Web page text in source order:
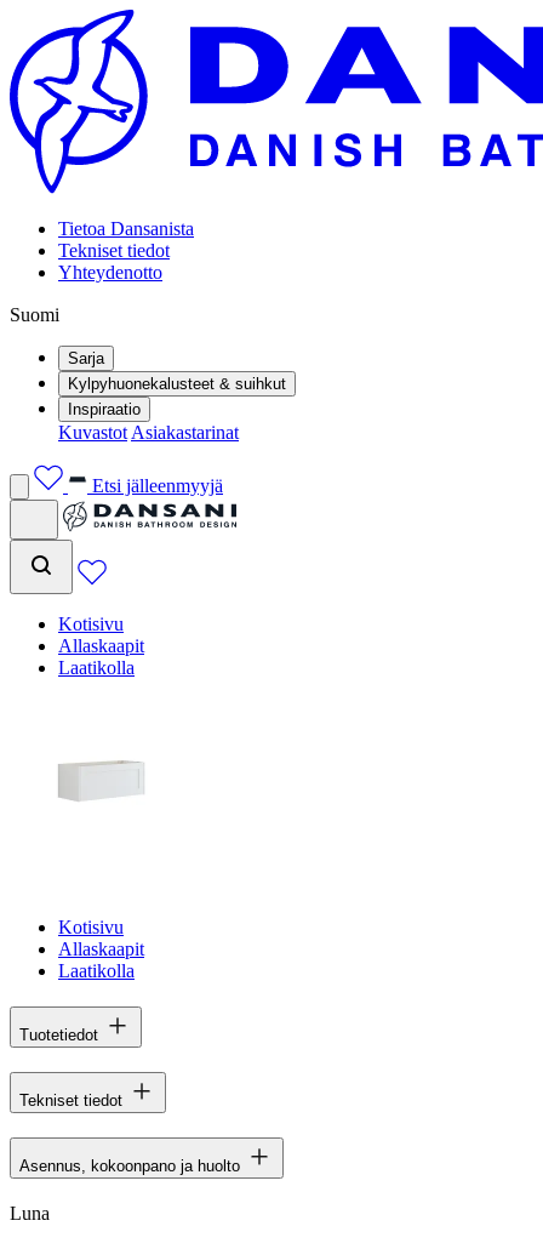
Tietoa Dansanista
Tekniset tiedot
Yhteydenotto
Suomi
Sarja
Kylpyhuonekalusteet & suihkut
Inspiraatio
Kuvastot Asiakastarinat
Etsi jälleenmyyjä
Kotisivu
Allaskaapit
Laatikolla
Kotisivu
Allaskaapit
Laatikolla
Tuotetiedot
Tekniset tiedot
Asennus, kokoonpano ja huolto
Luna